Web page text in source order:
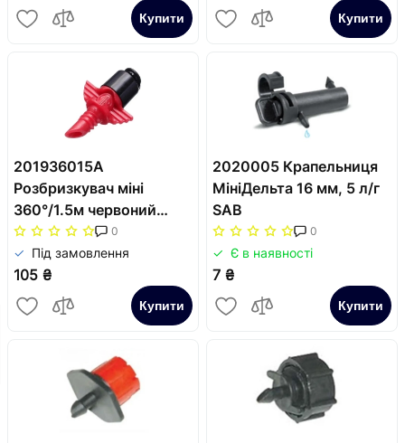
Купити Купити
201936015A
Розбризкувач міні
360°/1.5м червоний
(1упак.=10 шт.) SAB
0
Під замовлення
105 ₴
Купити
2020005 Крапельниця
МініДельта 16 мм, 5 л/г
SAB
0
Є в наявності
7 ₴
Купити